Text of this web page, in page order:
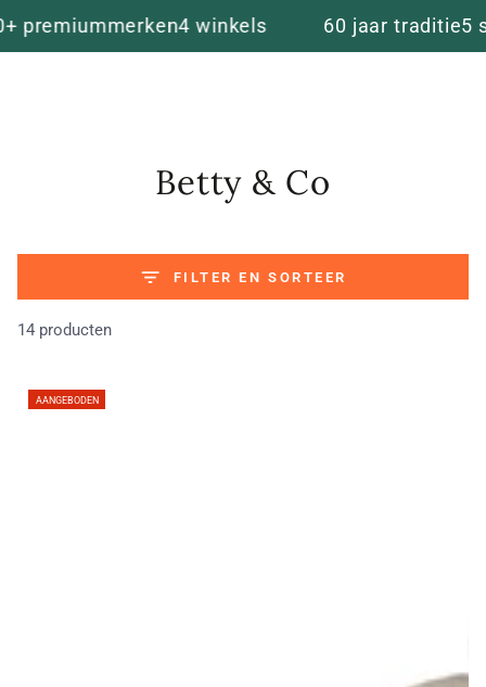
DOORGAAN NAAR
ARTIKEL
4 winkels 60 jaar traditie5 sterren
Verzameling:
Betty & Co
FILTER EN SORTEER
14 producten
AANGEBODEN